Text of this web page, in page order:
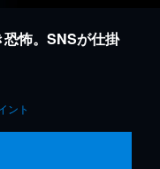
怖。SNSが仕掛
ント